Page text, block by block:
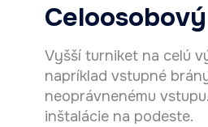
Vyšší turniket na celú
napríklad vstupné
neoprávnenému
inštalácie na podeste.